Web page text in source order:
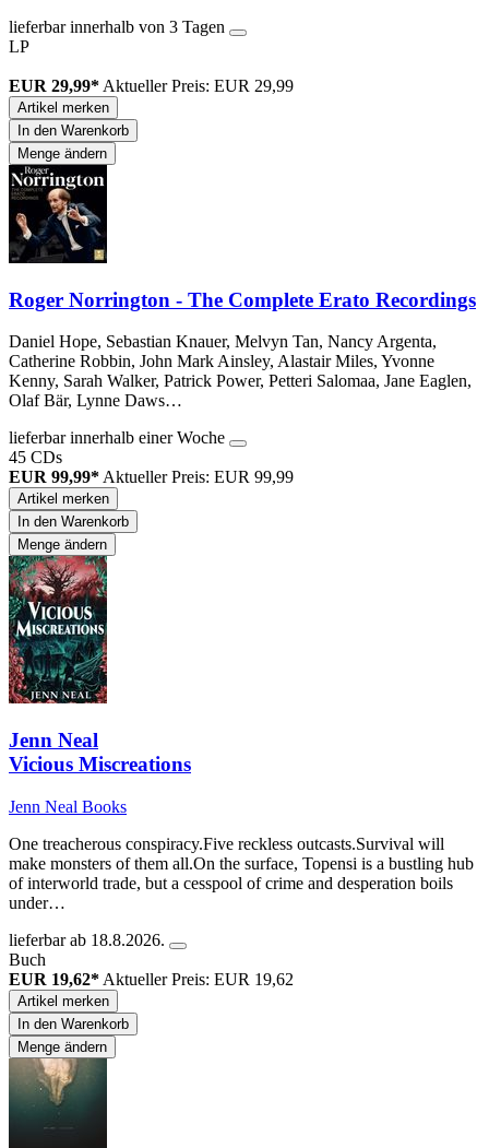
lieferbar innerhalb von 3 Tagen
LP
EUR 29,99* Aktueller Preis: EUR 29,99
Artikel merken
In den Warenkorb
Menge ändern
Roger Norrington - The Complete Erato Recordings
Daniel Hope, Sebastian Knauer, Melvyn Tan, Nancy Argenta,
Catherine Robbin, John Mark Ainsley, Alastair Miles, Yvonne
Kenny, Sarah Walker, Patrick Power, Petteri Salomaa, Jane Eaglen,
Olaf Bär, Lynne Daws…
lieferbar innerhalb einer Woche
45 CDs
EUR 99,99* Aktueller Preis: EUR 99,99
Artikel merken
In den Warenkorb
Menge ändern
Jenn Neal
Vicious Miscreations
Jenn Neal Books
One treacherous conspiracy.Five reckless outcasts.Survival will
make monsters of them all.On the surface, Topensi is a bustling hub
of interworld trade, but a cesspool of crime and desperation boils
under…
lieferbar ab 18.8.2026.
Buch
EUR 19,62* Aktueller Preis: EUR 19,62
Artikel merken
In den Warenkorb
Menge ändern